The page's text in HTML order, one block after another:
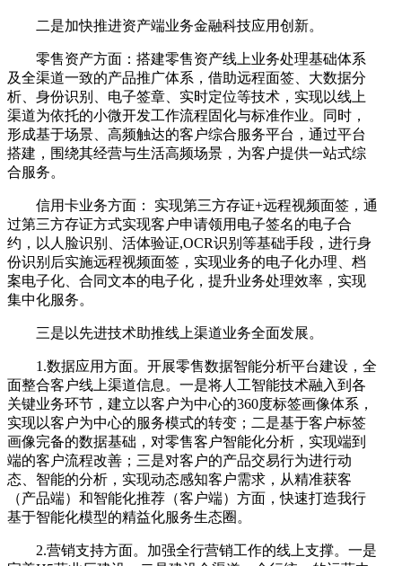
二是加快推进资产端业务金融科技应用创新。
零售资产方面：搭建零售资产线上业务处理基础体系
及全渠道一致的产品推广体系，借助远程面签、大数据分
析、身份识别、电子签章、实时定位等技术，实现以线上
渠道为依托的小微开发工作流程固化与标准作业。同时，
形成基于场景、高频触达的客户综合服务平台，通过平台
搭建，围绕其经营与生活高频场景，为客户提供一站式综
合服务。
信用卡业务方面： 实现第三方存证+远程视频面签，通
过第三方存证方式实现客户申请领用电子签名的电子合
约，以人脸识别、活体验证,OCR识别等基础手段，进行身
份识别后实施远程视频面签，实现业务的电子化办理、档
案电子化、合同文本的电子化，提升业务处理效率，实现
集中化服务。
三是以先进技术助推线上渠道业务全面发展。
1.数据应用方面。开展零售数据智能分析平台建设，全
面整合客户线上渠道信息。一是将人工智能技术融入到各
关键业务环节，建立以客户为中心的360度标签画像体系，
实现以客户为中心的服务模式的转变；二是基于客户标签
画像完备的数据基础，对零售客户智能化分析，实现端到
端的客户流程改善；三是对客户的产品交易行为进行动
态、智能的分析，实现动态感知客户需求，从精准获客
（产品端）和智能化推荐（客户端）方面，快速打造我行
基于智能化模型的精益化服务生态圈。
2.营销支持方面。加强全行营销工作的线上支撑。一是